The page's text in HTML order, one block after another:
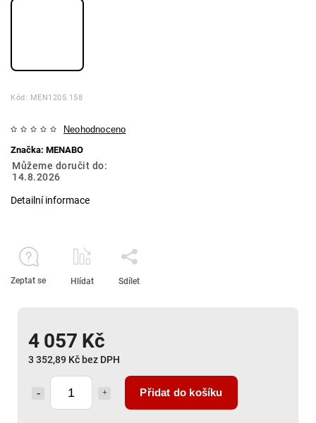
Kód: MEN1205.158
Neohodnoceno
Značka: MENABO
4 057 Kč
3 352,89 Kč bez DPH
Přidat do košíku
Můžeme doručit do:
14.8.2026
Detailní informace
Zeptat se Hlídat Sdílet